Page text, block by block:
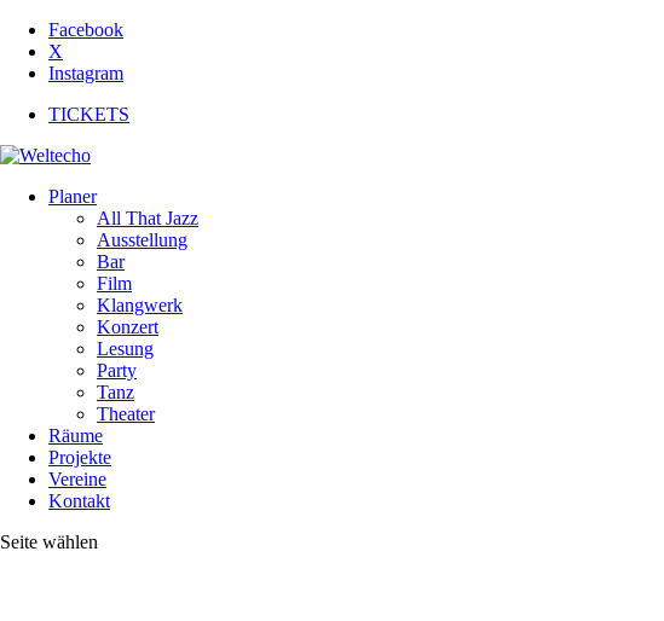
Facebook
X
Instagram
TICKETS
Planer
All That Jazz
Ausstellung
Bar
Film
Klangwerk
Konzert
Lesung
Party
Tanz
Theater
Räume
Projekte
Vereine
Kontakt
Seite wählen